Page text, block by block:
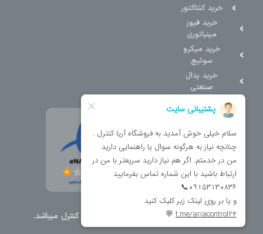
خرید کنتاکتور
خرید فیوز
مینیاتوری
خرید میکرو
سوئیچ
خرید پدال
صنعتی
تمامی حقوق مطالب و سایت نزد شرکت اریا کنترل میباشد.